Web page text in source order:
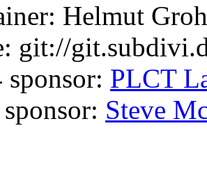
Helmut
git://
sponsor: PLCT
Steve